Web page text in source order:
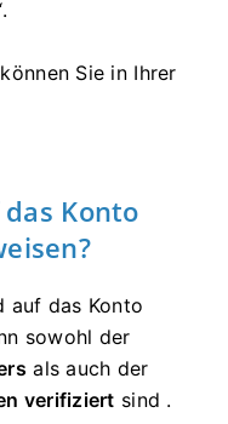
Sie in Ihrer
Konto
auf das Konto
sowohl der
als auch der
verifiziert sind .